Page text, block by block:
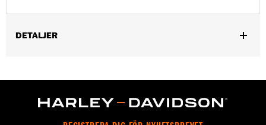
DETALJER
Installation Instructions